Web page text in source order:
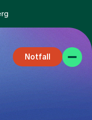
Notfall